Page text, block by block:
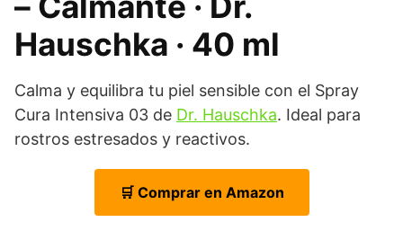
Hauschka · 40 ml
Calma y equilibra tu piel sensible con el Spray
Cura Intensiva 03 de Dr. Hauschka. Ideal para
rostros estresados y reactivos.
🛒 Comprar en Amazon